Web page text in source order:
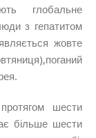
глобальне
з гепатитом
жовте
шести
більше шести